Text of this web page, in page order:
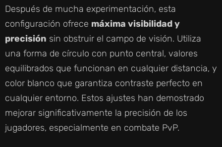
Después de mucha experimentación, esta
configuración ofrece máxima visibilidad y
precisión sin obstruir el campo de visión. Utiliza
una forma de círculo con punto central, valores
equilibrados que funcionan en cualquier distancia, y
color blanco que garantiza contraste perfecto en
cualquier entorno. Estos ajustes han demostrado
mejorar significativamente la precisión de los
jugadores, especialmente en combate PvP.